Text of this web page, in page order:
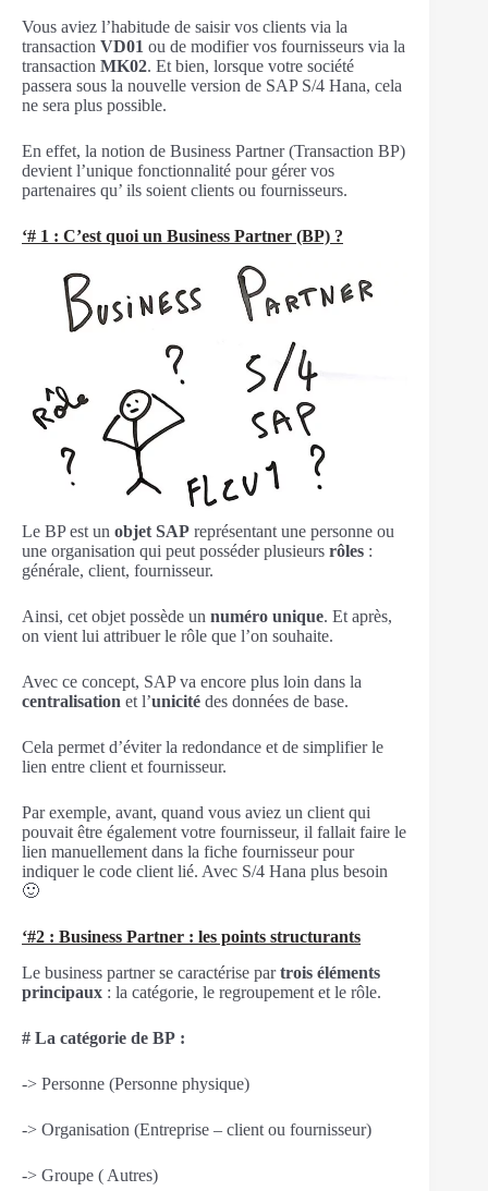
Vous aviez l’habitude de saisir vos clients via la
transaction VD01 ou de modifier vos fournisseurs via la
transaction MK02. Et bien, lorsque votre société
passera sous la nouvelle version de SAP S/4 Hana, cela
ne sera plus possible.
En effet, la notion de Business Partner (Transaction BP)
devient l’unique fonctionnalité pour gérer vos
partenaires qu’ ils soient clients ou fournisseurs.
‘# 1 : C’est quoi un Business Partner (BP) ?
Le BP est un objet SAP représentant une personne ou
une organisation qui peut posséder plusieurs rôles :
générale, client, fournisseur.
Ainsi, cet objet possède un numéro unique. Et après,
on vient lui attribuer le rôle que l’on souhaite.
Avec ce concept, SAP va encore plus loin dans la
centralisation et l’unicité des données de base.
Cela permet d’éviter la redondance et de simplifier le
lien entre client et fournisseur.
Par exemple, avant, quand vous aviez un client qui
pouvait être également votre fournisseur, il fallait faire le
lien manuellement dans la fiche fournisseur pour
indiquer le code client lié. Avec S/4 Hana plus besoin
🙂
‘#2 : Business Partner : les points structurants
Le business partner se caractérise partrois éléments
principaux : la catégorie, le regroupement et le rôle.
# La catégorie de BP :
-> Personne (Personne physique)
-> Organisation (Entreprise – client ou fournisseur)
-> Groupe ( Autres)